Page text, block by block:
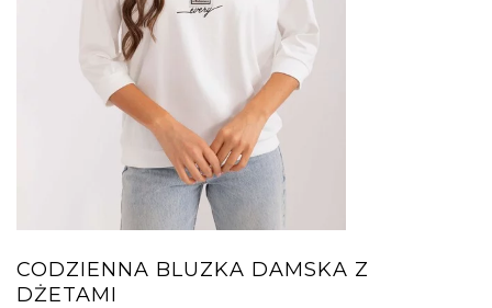
CODZIENNA BLUZKA DAMSKA Z
DŻETAMI